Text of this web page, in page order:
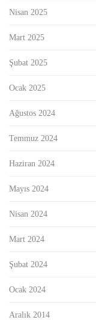
Nisan 2025
Mart 2025
Şubat 2025
Ocak 2025
Ağustos 2024
Temmuz 2024
Haziran 2024
Mayıs 2024
Nisan 2024
Mart 2024
Şubat 2024
Ocak 2024
Aralık 2014